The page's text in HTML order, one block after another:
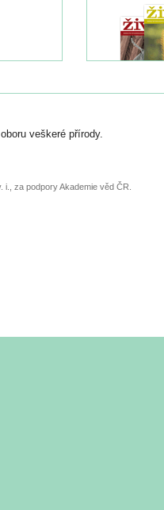
veškeré přírody.
za podpory Akademie věd ČR.